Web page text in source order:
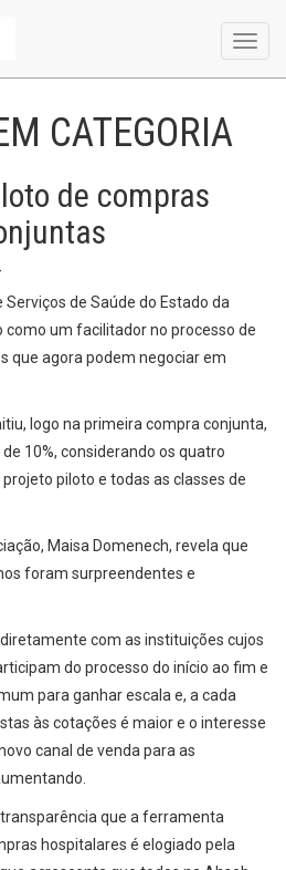
CATEGORIA
de compras
de Saúde do Estado da
como um facilitador no processo de
que agora podem negociar em
logo na primeira compra conjunta,
10%, considerando os quatro
piloto e todas as classes de
Maisa Domenech, revela que
foram surpreendentes e
com as instituições cujos
do processo do início ao fim e
para ganhar escala e, a cada
às cotações é maior e o interesse
canal de venda para as
que a ferramenta
hospitalares é elogiado pela